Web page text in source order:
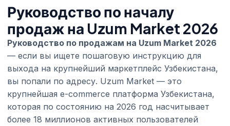
Руководство по началу
продаж на Uzum Market 2026
Руководство по продажам на Uzum Market 2026
— если вы ищете пошаговую инструкцию для
выхода на крупнейший маркетплейс Узбекистана,
вы попали по адресу. Uzum Market — это
крупнейшая e-commerce платформа Узбекистана,
которая по состоянию на 2026 год насчитывает
более 18 миллионов активных пользователей